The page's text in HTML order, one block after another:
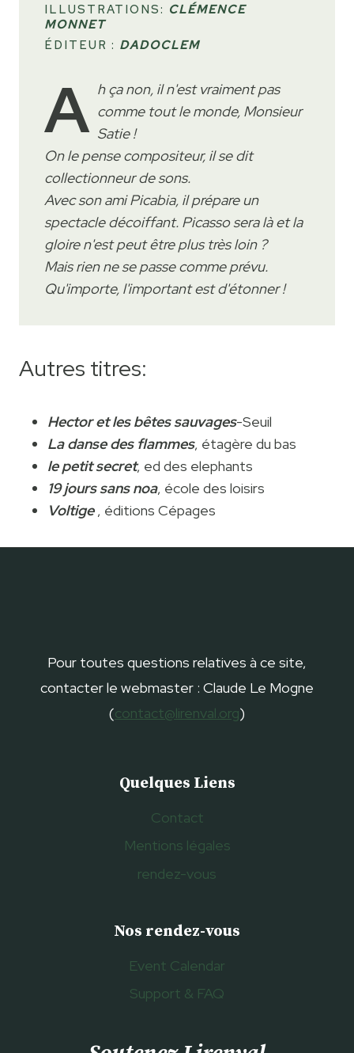
ILLUSTRATIONS: CLÉMENCE
MONNET
ÉDITEUR : DADOCLEM
A h ça non, il n'est vraiment pas
comme tout le monde, Monsieur
Satie !
On le pense compositeur, il se dit
collectionneur de sons.
Avec son ami Picabia, il prépare un
spectacle décoiffant. Picasso sera là et la
gloire n'est peut être plus très loin ?
Mais rien ne se passe comme prévu.
Qu'importe, l'important est d'étonner !
Autres titres:
Hector et les bêtes sauvages-Seuil
La danse des flammes, étagère du bas
le petit secret, ed des elephants
19 jours sans noa, école des loisirs
Voltige, éditions Cépages
Pour toutes questions relatives à ce site,
contacter le webmaster : Claude Le Mogne
(contact@lirenval.org)
Quelques Liens
Contact
Mentions légales
rendez-vous
Nos rendez-vous
Event Calendar
Support & FAQ